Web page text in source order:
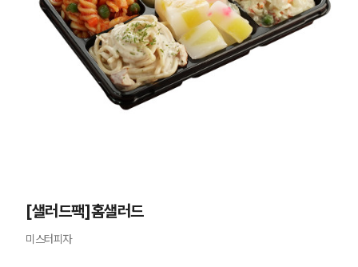
[샐러드팩]홈샐러드
미스터피자